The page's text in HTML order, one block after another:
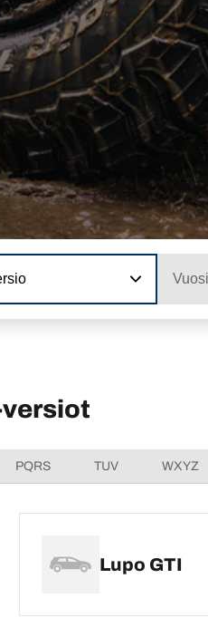
versiot
PQRS TUV WXYZ
Lupo GTI